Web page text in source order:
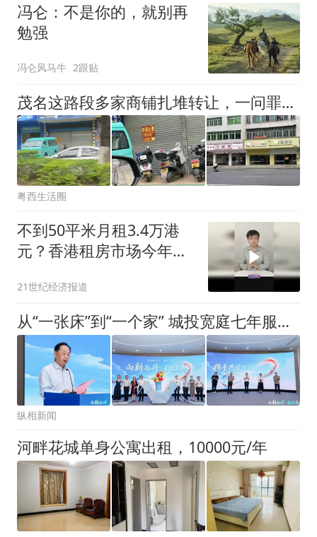
冯仑：不是你的，就别再
勉强
冯仑风马牛 2跟贴
茂名这路段多家商铺扎堆转让，一问罪魁祸首竟然是
粤西生活圈
不到50平米月租3.4万港
元？香港租房市场今年彻
21世纪经济报道
从“一张床”到“一个家” 城投宽庭七年服务超5万新市民，上海租赁住房迎来品质跃升
纵相新闻
河畔花城单身公寓出租，10000元/年